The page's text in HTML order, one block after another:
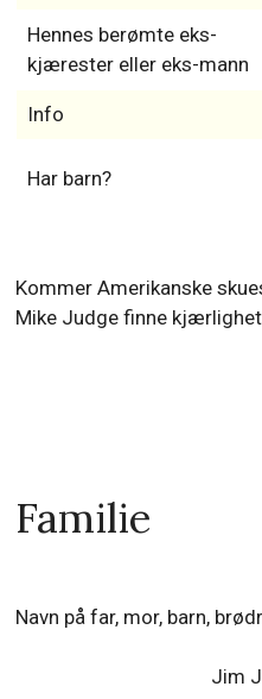
Hennes berømte eks-
kjærester eller eks-mann
Info
Har barn?
Kommer Amerikanske
Mike Judge finne
Familie
Navn på far, mor, barn,
Jim